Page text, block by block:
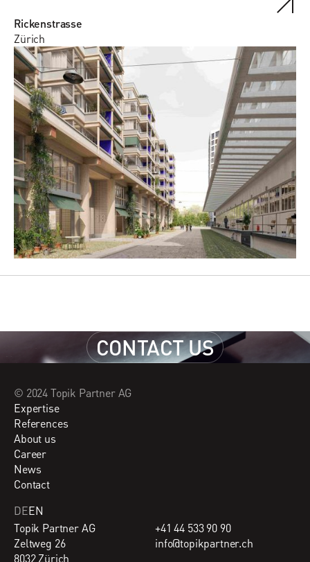
Rickenstrasse
Zürich
CONTACT US
© 2024 Topik Partner AG
Expertise
References
About us
Career
News
Contact
DEEN
Topik Partner AG
Zeltweg 26
8032 Zürich
+41 44 533 90 90
info@topikpartner.ch